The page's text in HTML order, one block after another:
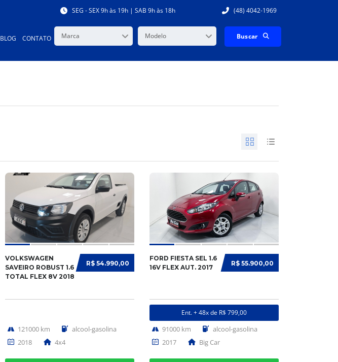
SEG - SEX 9h às 19h | SAB 9h às 18h (48) 4042-1969
BLOG CONTATO Marca Modelo Buscar
R$ 54.990,00
VOLKSWAGEN
SAVEIRO ROBUST 1.6
TOTAL FLEX 8V 2018
121000 km
alcool-gasolina
2018
4x4
R$ 55.900,00
FORD FIESTA SEL 1.6
16V FLEX AUT. 2017
Ent. + 48x de R$ 799,00
91000 km
alcool-gasolina
2017
Big Car